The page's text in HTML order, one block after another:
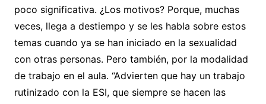
poco significativa. ¿Los motivos? Porque, muchas
veces, llega a destiempo y se les habla sobre estos
temas cuando ya se han iniciado en la sexualidad
con otras personas. Pero también, por la modalidad
de trabajo en el aula. “Advierten que hay un trabajo
rutinizado con la ESI, que siempre se hacen las